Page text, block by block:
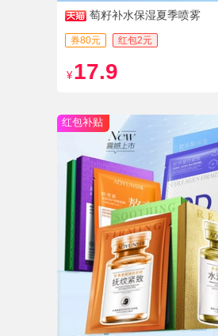
萄籽补水保湿夏季喷雾
券80元 红包2元
¥ 17.9
红包补贴